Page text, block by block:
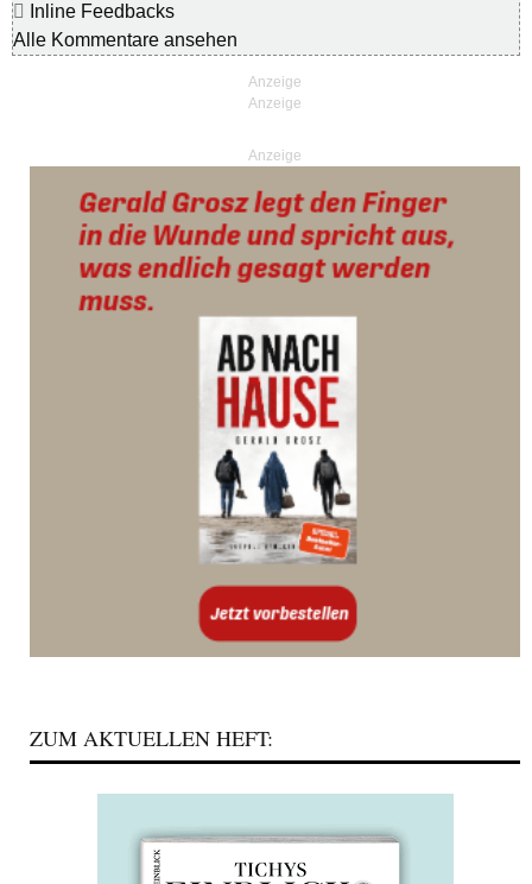
Inline Feedbacks
Alle Kommentare ansehen
Anzeige
ZUM AKTUELLEN HEFT: